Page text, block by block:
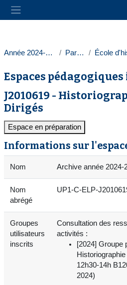
Passer au contenu principal
Panneau latéral
Année 2024-2025 Paris 1
Espaces
J2010619 -
Dirigés
Espace en préparation
Informations sur
Nom Archive année 2024-
Nom
abrégé
UP1-C-ELP-
Groupes
utilisateurs
inscrits
Consultation des
activités :
[2024] Groupe
12h30-14h
2024)